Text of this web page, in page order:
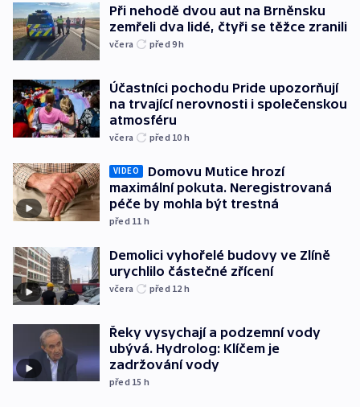
Při nehodě dvou aut na Brněnsku
zemřeli dva lidé, čtyři se těžce zranili
včera před 9h
Účastníci pochodu Pride upozorňují
na trvající nerovnosti i společenskou
atmosféru
včera před 10 h
VIDEO
Domovu Mutice hrozí
maximální pokuta. Neregistrovaná
péče by mohla být trestná
před 11 h
Demolici vyhořelé budovy ve Zlíně
urychlilo částečné zřícení
včera před 12 h
Řeky vysychají a podzemní vody
ubývá. Hydrolog: Klíčem je
zadržování vody
před 15 h